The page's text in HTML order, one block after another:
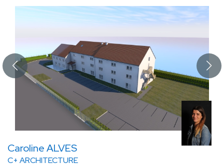
Caroline ALVES
C+ ARCHITECTURE